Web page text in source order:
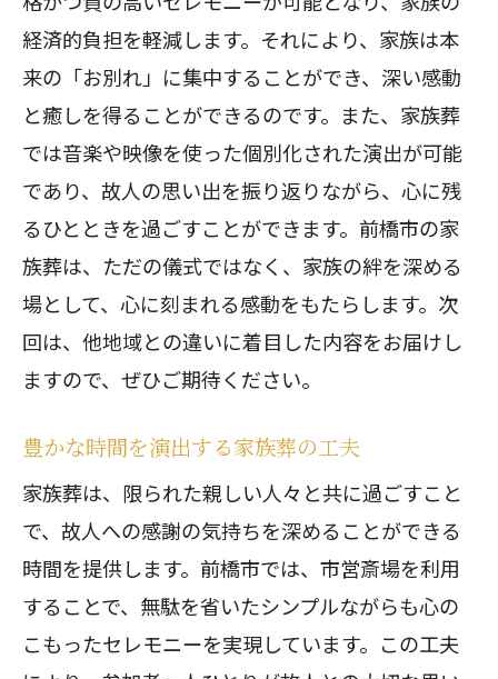
経済的負担を軽減します。それにより、家族は本
来の「お別れ」に集中することができ、深い感動
と癒しを得ることができるのです。また、家族葬
では音楽や映像を使った個別化された演出が可能
であり、故人の思い出を振り返りながら、心に残
るひとときを過ごすことができます。前橋市の家
族葬は、ただの儀式ではなく、家族の絆を深める
場として、心に刻まれる感動をもたらします。次
回は、他地域との違いに着目した内容をお届けし
ますので、ぜひご期待ください。
豊かな時間を演出する家族葬の工夫
家族葬は、限られた親しい人々と共に過ごすこと
で、故人への感謝の気持ちを深めることができる
時間を提供します。前橋市では、市営斎場を利用
することで、無駄を省いたシンプルながらも心の
こもったセレモニーを実現しています。この工夫